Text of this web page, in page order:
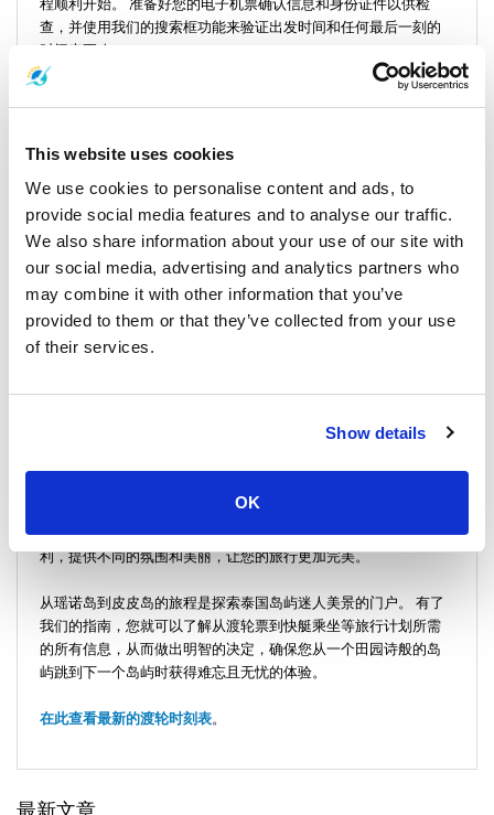
This website uses cookies
We use cookies to personalise content and ads, to
provide social media features and to analyse our traffic.
We also share information about your use of our site with
our social media, advertising and analytics partners who
may combine it with other information that you’ve
provided to them or that they’ve collected from your use
of their services.
Show details
OK
程顺利开始。 准备好您的电子机票确认信息和身份证件以供检
查，并使用我们的搜索框功能来验证出发时间和任何最后一刻的
时间表更改。
重要旅行信息
-最佳旅行时间：十一月至四月的旺季为您的海上航行提供了理想
-留在岛上：探索附近的兰达岛，扩展您的冒险之旅，这里交通便
利，提供不同的氛围和美丽，让您的旅行更加完美。
从瑶诺岛到皮皮岛的旅程是探索泰国岛屿迷人美景的门户。 有了
我们的指南，您就可以了解从渡轮票到快艇乘坐等旅行计划所需
的所有信息，从而做出明智的决定，确保您从一个田园诗般的岛
屿跳到下一个岛屿时获得难忘且无忧的体验。
在此查看最新的渡轮时刻表。
最新文章